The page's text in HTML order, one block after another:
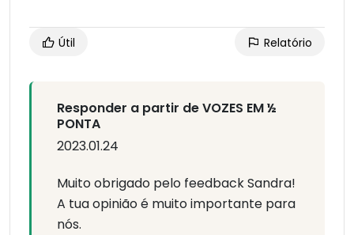
Útil Relatório
Responder a partir de VOZES EM ½
PONTA
2023.01.24
Muito obrigado pelo feedback Sandra!
A tua opinião é muito importante para
nós.